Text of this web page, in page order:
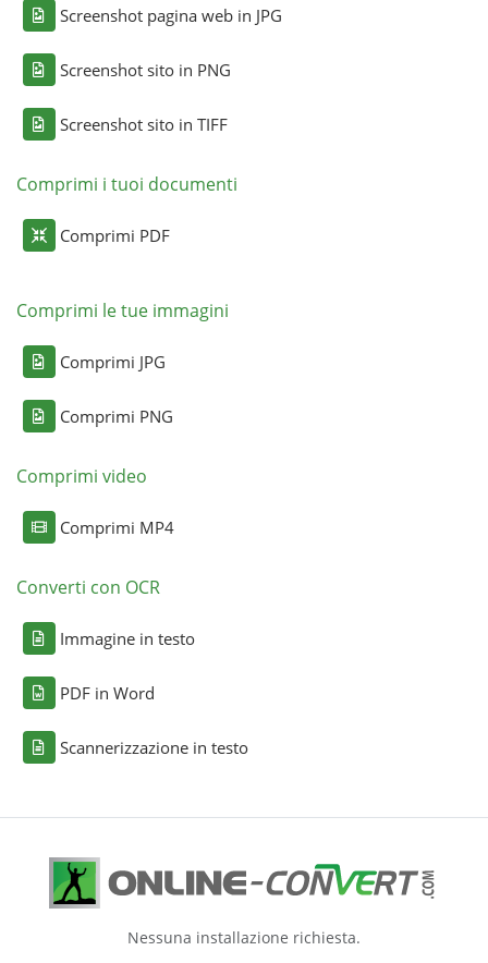
Screenshot pagina web in JPG
Screenshot sito in PNG
Screenshot sito in TIFF
Comprimi i tuoi documenti
Comprimi PDF
Comprimi le tue immagini
Comprimi JPG
Comprimi PNG
Comprimi video
Comprimi MP4
Converti con OCR
Immagine in testo
PDF in Word
Scannerizzazione in testo
Nessuna installazione richiesta.